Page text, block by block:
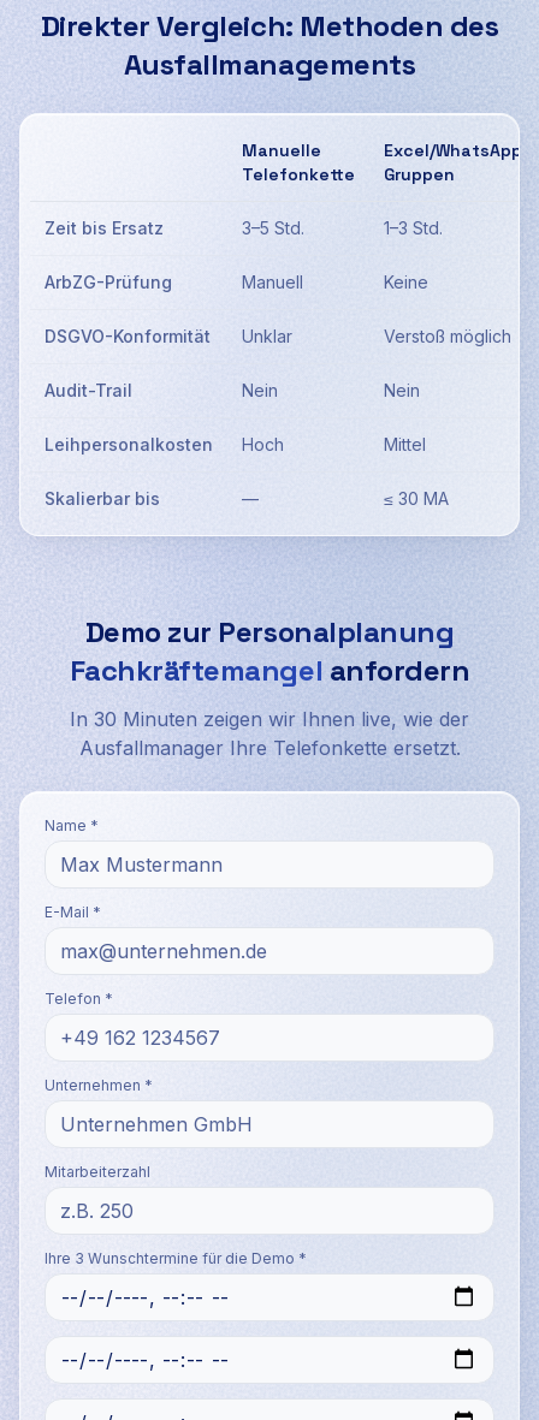
Direkter Vergleich: Methoden des
Ausfallmanagements
Manuelle
Telefonkette
Excel/WhatsApp-
Gruppen
Zeit bis Ersatz 3–5 Std. 1–3 Std.
ArbZG-Prüfung Manuell Keine
DSGVO-Konformität Unklar Verstoß möglich
Audit-Trail Nein Nein
Leihpersonalkosten Hoch Mittel
Skalierbar bis — ≤ 30 MA
Demo zur Personalplanung
Fachkräftemangel anfordern
In 30 Minuten zeigen wir Ihnen live, wie der
Ausfallmanager Ihre Telefonkette ersetzt.
Name *
E-Mail *
Telefon *
Unternehmen *
Mitarbeiterzahl
Ihre 3 Wunschtermine für die Demo *